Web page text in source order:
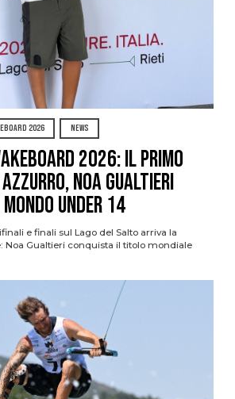
2026 NEWS
2026: il primo
Noa Gualtieri
Under 14
e finali sul Lago del Salto arriva la
Noa Gualtieri conquista il titolo mondiale